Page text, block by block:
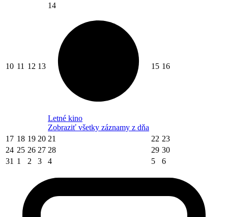
10 11 12 13
14
Letné kino
Zobraziť všetky záznamy z dňa
15 16
17 18 19 20 21 22 23
24 25 26 27 28 29 30
31 1 2 3 4 5 6